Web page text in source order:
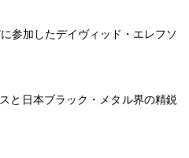
参加したデイヴィッド・エレフソ
と日本ブラック・メタル界の精鋭